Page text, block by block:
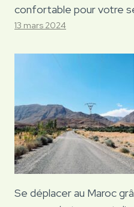
confortable pour votre
13 mars 2024
Se déplacer au Maroc